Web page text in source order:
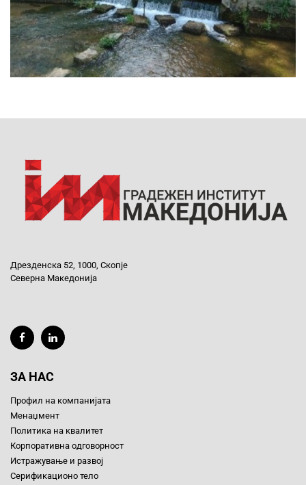
Дрезденска 52, 1000, Скопје
Северна Македонија
ЗА НАС
Профил на компанијата
Менаџмент
Политика на квалитет
Корпоративна одговорност
Истражување и развој
Серификационо тело